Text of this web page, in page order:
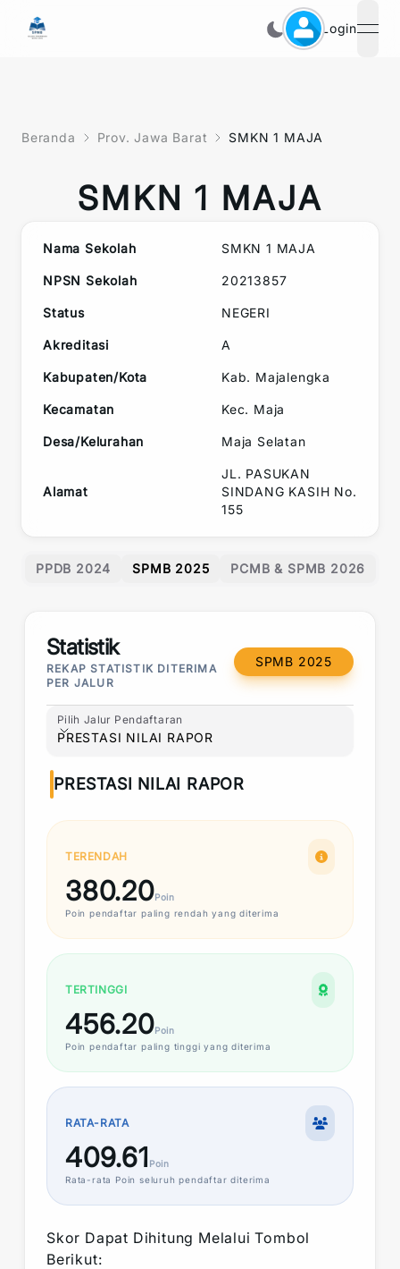
Login
Beranda Prov. Jawa Barat SMKN 1 MAJA
SMKN 1 MAJA
Nama Sekolah SMKN 1 MAJA
NPSN Sekolah 20213857
Status NEGERI
Akreditasi A
Kabupaten/Kota Kab. Majalengka
Kecamatan Kec. Maja
Desa/Kelurahan Maja Selatan
Alamat
JL. PASUKAN
SINDANG KASIH No.
155
PPDB 2024 SPMB 2025 PCMB & SPMB 2026
Statistik
REKAP STATISTIK DITERIMA
PER JALUR
SPMB 2025
Pilih Jalur Pendaftaran
Pilih Jalur Pendaftaran
PRESTASI NILAI RAPOR
PRESTASI NILAI RAPOR
TERENDAH
380.20Poin
Poin pendaftar paling rendah yang diterima
TERTINGGI
456.20Poin
Poin pendaftar paling tinggi yang diterima
RATA-RATA
409.61 Poin
Rata-rata Poin seluruh pendaftar diterima
Skor Dapat Dihitung Melalui Tombol
Berikut: